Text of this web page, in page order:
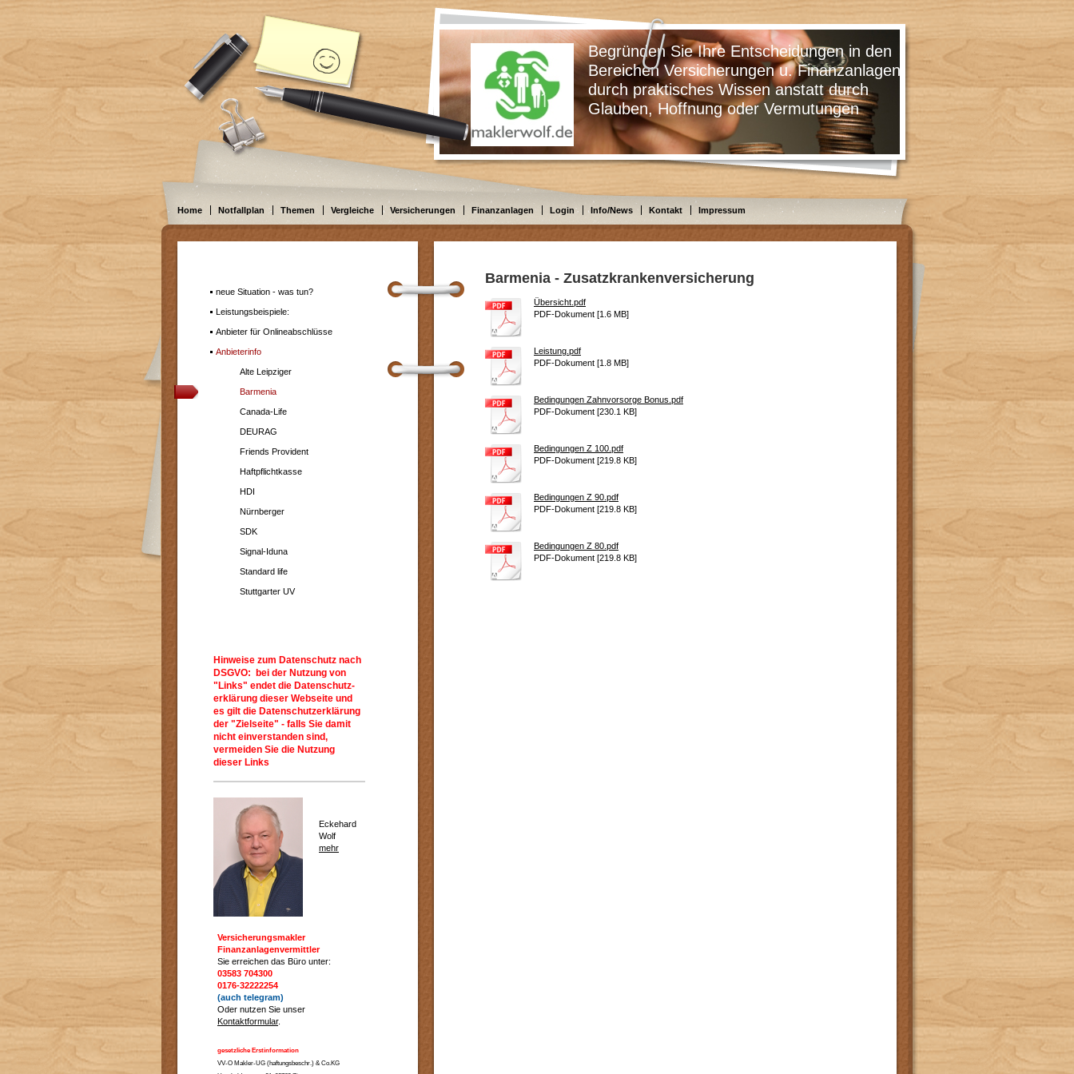
Begründen Sie Ihre Entscheidungen in den
Bereichen Versicherungen u. Finanzanlagen
durch praktisches Wissen anstatt durch
Glauben, Hoffnung oder Vermutungen
Home Notfallplan Themen Vergleiche Versicherungen Finanzanlagen Login Info/News Kontakt Impressum
Barmenia - Zusatzkrankenversicherung
Übersicht.pdf
PDF-Dokument [1.6 MB]
Leistung.pdf
PDF-Dokument [1.8 MB]
Bedingungen Zahnvorsorge Bonus.pdf
PDF-Dokument [230.1 KB]
Bedingungen Z 100.pdf
PDF-Dokument [219.8 KB]
Bedingungen Z 90.pdf
PDF-Dokument [219.8 KB]
Bedingungen Z 80.pdf
PDF-Dokument [219.8 KB]
neue Situation - was tun?
Leistungsbeispiele:
Anbieter für Onlineabschlüsse
Anbieterinfo
Alte Leipziger
Barmenia
Canada-Life
DEURAG
Friends Provident
Haftpflichtkasse
HDI
Nürnberger
SDK
Signal-Iduna
Standard life
Stuttgarter UV
Hinweise zum Datenschutz nach
DSGVO: bei der Nutzung von
"Links" endet die Datenschutz-
erklärung dieser Webseite und
es gilt die Datenschutzerklärung
der "Zielseite" - falls Sie damit
nicht einverstanden sind,
vermeiden Sie die Nutzung
dieser Links
Eckehard
Wolf
mehr
Versicherungsmakler
Finanzanlagenvermittler
Sie erreichen das Büro unter:
03583 704300
0176-32222254
(auch telegram)
Oder nutzen Sie unser
Kontaktformular.
gesetzliche Erstinformation
VV-O Makler-UG (haftungsbeschr.) & Co.KG